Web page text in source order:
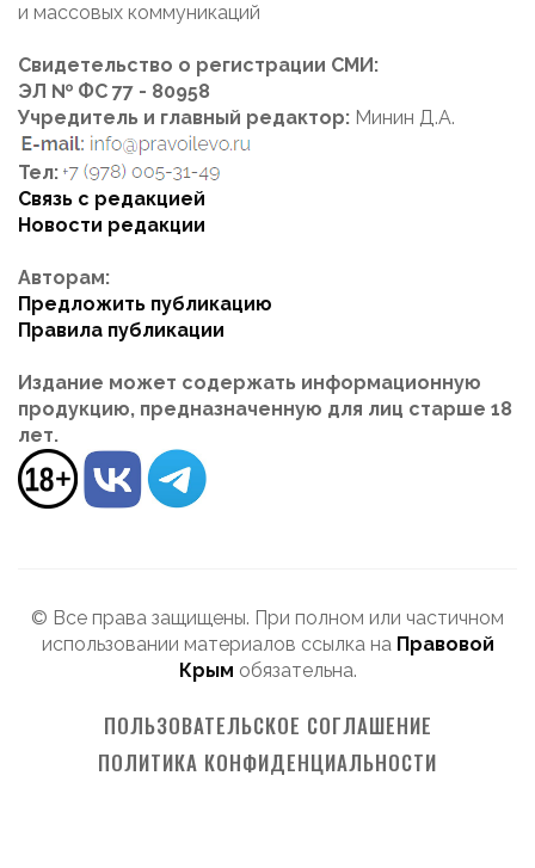
и массовых коммуникаций
Свидетельство о регистрации СМИ:
ЭЛ № ФС 77 - 80958
Учредитель и главный редактор: Минин Д.А.
Тел:
Связь с редакцией
Новости редакции
Авторам:
Предложить публикацию
Правила публикации
Издание может содержать информационную
продукцию, предназначенную для лиц старше 18
лет.
© Все права защищены. При полном или частичном
использовании материалов ссылка на Правовой
Крым обязательна.
ПОЛЬЗОВАТЕЛЬСКОЕ СОГЛАШЕНИЕ
ПОЛИТИКА КОНФИДЕНЦИАЛЬНОСТИ